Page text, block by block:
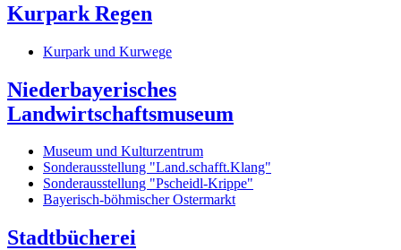
Kurpark Regen
Kurpark und Kurwege
Niederbayerisches
Landwirtschaftsmuseum
Museum und Kulturzentrum
Sonderausstellung "Land.schafft.Klang"
Sonderausstellung "Pscheidl-Krippe"
Bayerisch-böhmischer Ostermarkt
Stadtbücherei